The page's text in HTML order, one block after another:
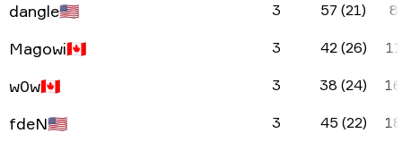
dangle🇺🇸 3 57 (21) 8
Magowi🇨🇦 3 42 (26)
w0w🇨🇦 3 38 (24)
fdeN🇺🇸 3 45 (22)